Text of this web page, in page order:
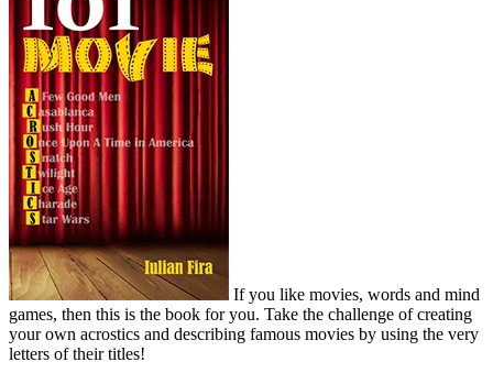
If you like movies, words and mind
games, then this is the book for you. Take the challenge of creating
your own acrostics and describing famous movies by using the very
letters of their titles!